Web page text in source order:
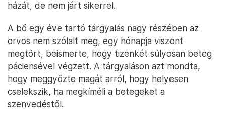
házát, de nem járt sikerrel.
A bő egy éve tartó tárgyalás nagy részében az
orvos nem szólalt meg, egy hónapja viszont
megtört, beismerte, hogy tizenkét súlyosan beteg
páciensével végzett. A tárgyaláson azt mondta,
hogy meggyőzte magát arról, hogy helyesen
cselekszik, ha megkíméli a betegeket a
szenvedéstől.